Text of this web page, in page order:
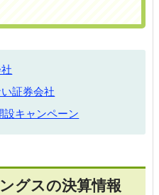
証券会社
設キャンペーン
グスの決算情報